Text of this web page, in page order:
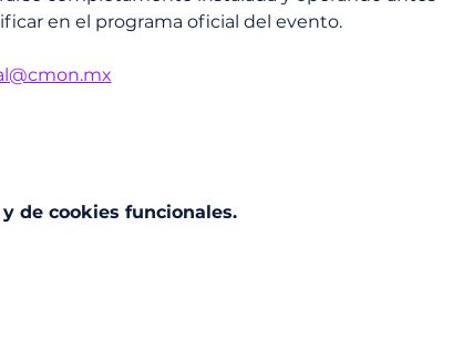
en el programa oficial del evento.
de cookies funcionales.